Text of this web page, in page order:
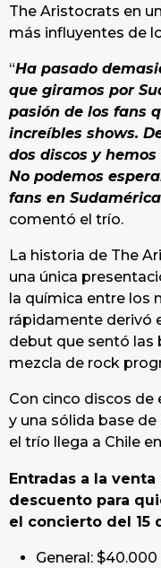
The Aristocrats en
más influyentes de
“Ha pasado
que giramos por
pasión de los fans
increíbles shows.
dos discos y
No podemos
fans en
comentó el trío.
La historia de The
una única
la química entre los
rápidamente derivó
debut que sentó las
mezcla de rock
Con cinco discos de
y una sólida base
el trío llega a Chile
Entradas a la venta
descuento para
el concierto del 15
General: $40.000